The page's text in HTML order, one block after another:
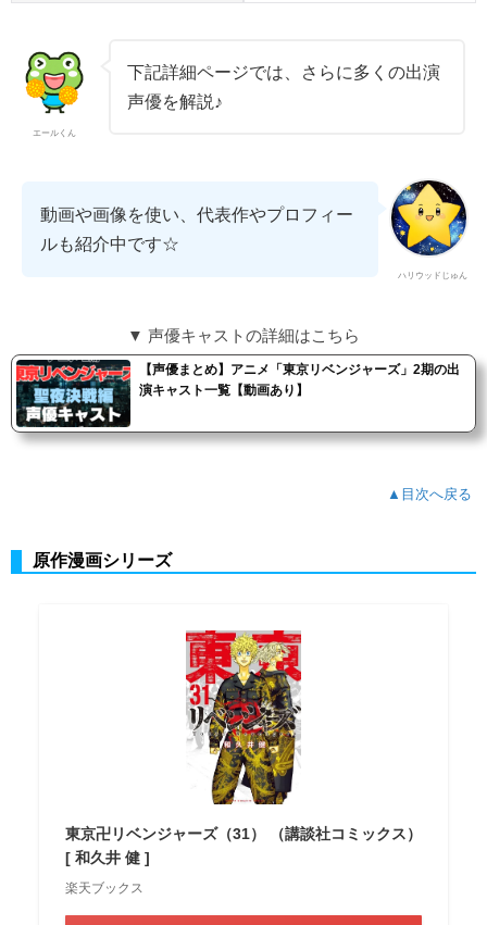
エールくん
下記詳細ページでは、さらに多くの出演
声優を解説♪
ハリウッドじゅん
動画や画像を使い、代表作やプロフィー
ルも紹介中です☆
▼ 声優キャストの詳細はこちら
【声優まとめ】アニメ「東京リベンジャーズ」2期の出
演キャスト一覧【動画あり】
▲目次へ戻る
原作漫画シリーズ
東京卍リベンジャーズ（31） （講談社コミックス）
[ 和久井 健 ]
楽天ブックス